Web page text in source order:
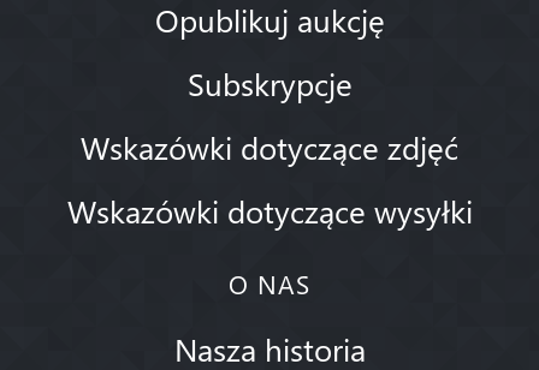
Opublikuj aukcję
Subskrypcje
Wskazówki dotyczące zdjęć
Wskazówki dotyczące wysyłki
O NAS
Nasza historia